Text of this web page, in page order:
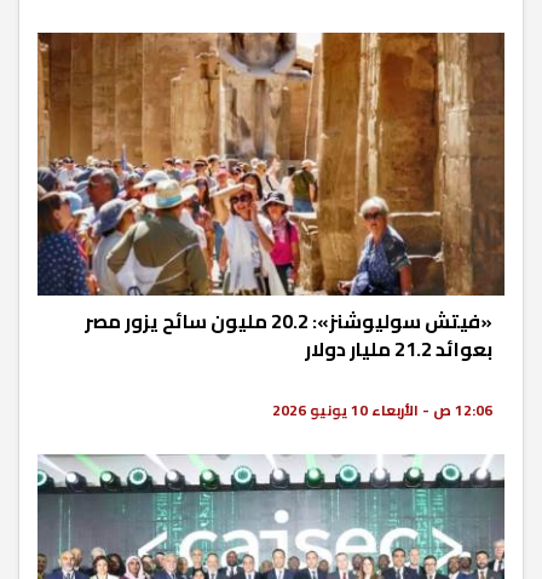
«فيتش سوليوشنز»: 20.2 مليون سائح يزور مصر
بعوائد 21.2 مليار دولار
12:06 ص - الأربعاء 10 يونيو 2026